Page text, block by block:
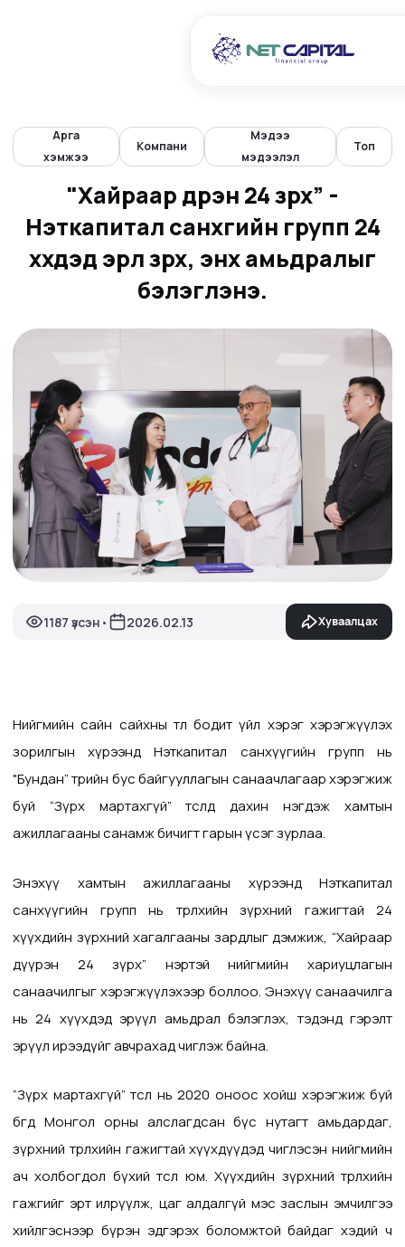
Арга
хэмжээ
Компани
Мэдээ
мэдээлэл
Топ
"Хайраар дүүрэн 24 зүрх” -
Нэткапитал санхүүгийн групп 24
хүүхдэд эрүүл зүрх, энх амьдралыг
бэлэглэнэ.
1187 үзсэн • 2026.02.13 Хуваалцах
Нийгмийн сайн сайхны төлөө бодит үйл хэрэг хэрэгжүүлэх
зорилгын хүрээнд Нэткапитал санхүүгийн групп нь
"Бундан” төрийн бус байгууллагын санаачлагаар хэрэгжиж
буй “Зүрх мартахгүй” төсөлд дахин нэгдэж хамтын
ажиллагааны санамж бичигт гарын үсэг зурлаа.
Энэхүү хамтын ажиллагааны хүрээнд Нэткапитал
санхүүгийн групп нь төрөлхийн зүрхний гажигтай 24
хүүхдийн зүрхний хагалгааны зардлыг дэмжиж, “Хайраар
дүүрэн 24 зүрх” нэртэй нийгмийн хариуцлагын
санаачилгыг хэрэгжүүлэхээр боллоо. Энэхүү санаачилга
нь 24 хүүхдэд эрүүл амьдрал бэлэглэх, тэдэнд гэрэлт
эрүүл ирээдүйг авчрахад чиглэж байна.
“Зүрх мартахгүй” төсөл нь 2020 оноос хойш хэрэгжиж буй
бөгөөд Монгол орны алслагдсан бүс нутагт амьдардаг,
зүрхний төрөлхийн гажигтай хүүхдүүдэд чиглэсэн нийгмийн
ач холбогдол бүхий төсөл юм. Хүүхдийн зүрхний төрөлхийн
гажгийг эрт илрүүлж, цаг алдалгүй мэс заслын эмчилгээ
хийлгэснээр бүрэн эдгэрэх боломжтой байдаг хэдий ч